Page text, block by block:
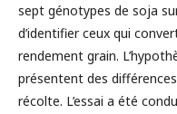
sept génotypes de soja
d’identifier ceux qui
rendement grain.
présentent des
récolte. L’essai a été